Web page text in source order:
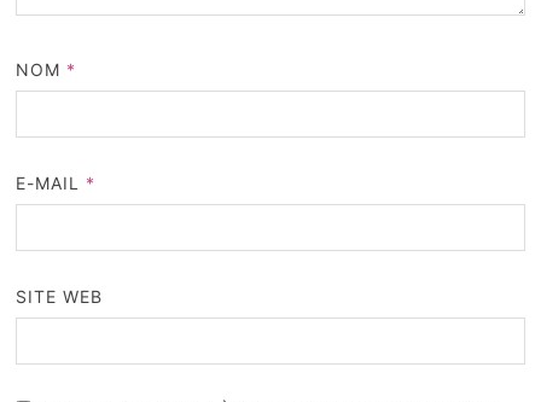
NOM *
E-MAIL *
SITE WEB